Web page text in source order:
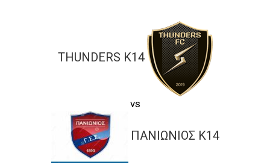
THUNDERS K14
vs
ΠΑΝΙΩΝΙΟΣ K14